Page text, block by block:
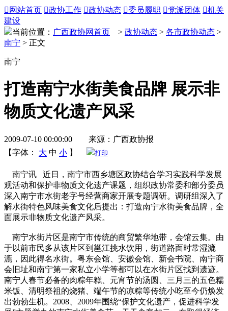
 网站首页 政协工作 政协动态 委员履职 党派团体 机关
建设
当前位置： 广西政协网首页 > 政协动态 > 各市政协动态 >
南宁 > 正文
南宁
打造南宁水街美食品牌 展示非
物质文化遗产风采
2009-07-10 00:00:00 来源：广西政协报
【字体：
大 中 小 】 打印
南宁讯 近日，南宁市西乡塘区政协结合学习实践科学发展
观活动和保护非物质文化遗产课题，组织政协常委和部分委员
深入南宁市水街老字号经营商家开展专题调研。调研组深入了
解水街特色风味美食文化后提出：打造南宁水街美食品牌，全
面展示非物质文化遗产风采。
南宁水街片区是南宁市传统的商贸繁华地带，会馆云集。由
于以前市民多从该片区到邕江挑水饮用，街道路面时常湿漉
漉，因此得名水街。粤东会馆、安徽会馆、新会书院、南宁商
会旧址和南宁第一家私立小学等都可以在水街片区找到遗迹。
南宁人春节必备的肉粽年糕、元宵节的汤圆、三月三的五色糯
米饭、清明祭祖的烧猪、端午节的凉粽等传统小吃至今仍焕发
出勃勃生机。2008、2009年围绕“保护文化遗产，促进科学发